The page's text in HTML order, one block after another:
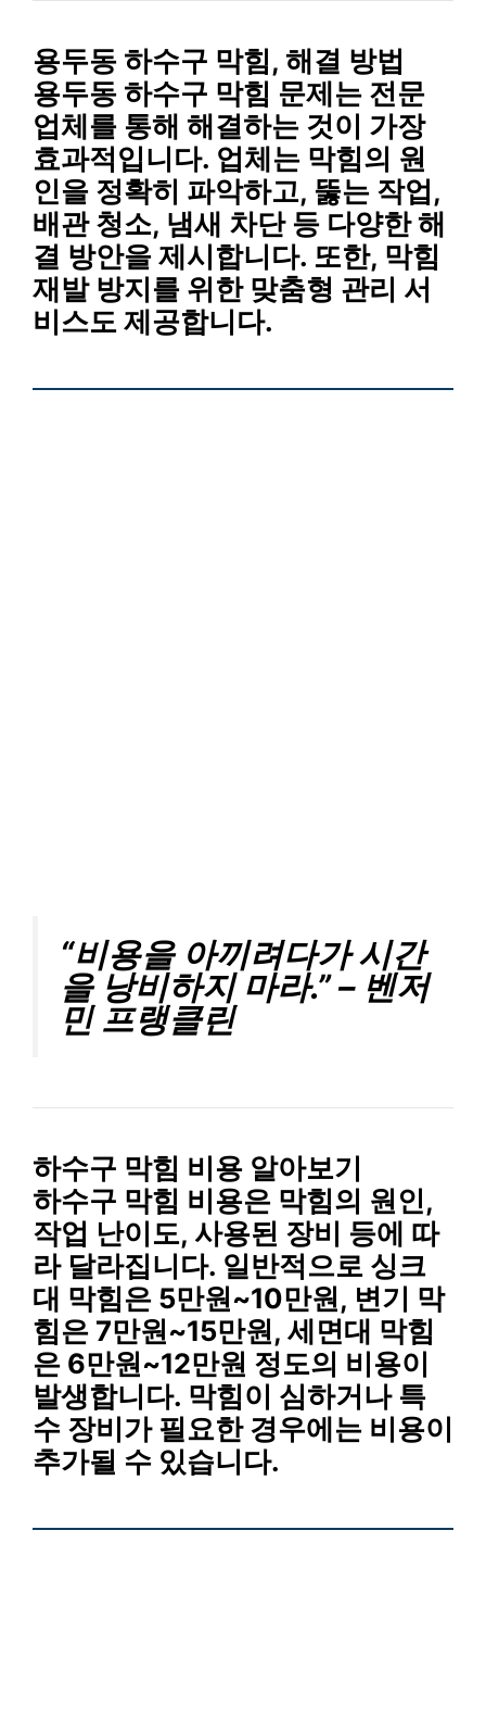
용두동 하수구 막힘, 해결 방법
용두동 하수구 막힘 문제는 전문
업체를 통해 해결하는 것이 가장
효과적입니다. 업체는 막힘의 원
인을 정확히 파악하고, 뚫는 작업,
배관 청소, 냄새 차단등 다양한 해
결 방안을 제시합니다. 또한, 막힘
재발 방지를 위한 맞춤형 관리 서
비스도 제공합니다.
“비용을 아끼려다가 시간
을 낭비하지 마라.” – 벤저
민 프랭클린
하수구 막힘 비용 알아보기
하수구 막힘 비용은 막힘의 원인,
작업 난이도, 사용된 장비 등에 따
라 달라집니다. 일반적으로 싱크
대 막힘은 5만원~10만원, 변기 막
힘은 7만원~15만원, 세면대 막힘
은 6만원~12만원 정도의 비용이
발생합니다. 막힘이 심하거나 특
수 장비가 필요한 경우에는 비용이
추가될 수 있습니다.